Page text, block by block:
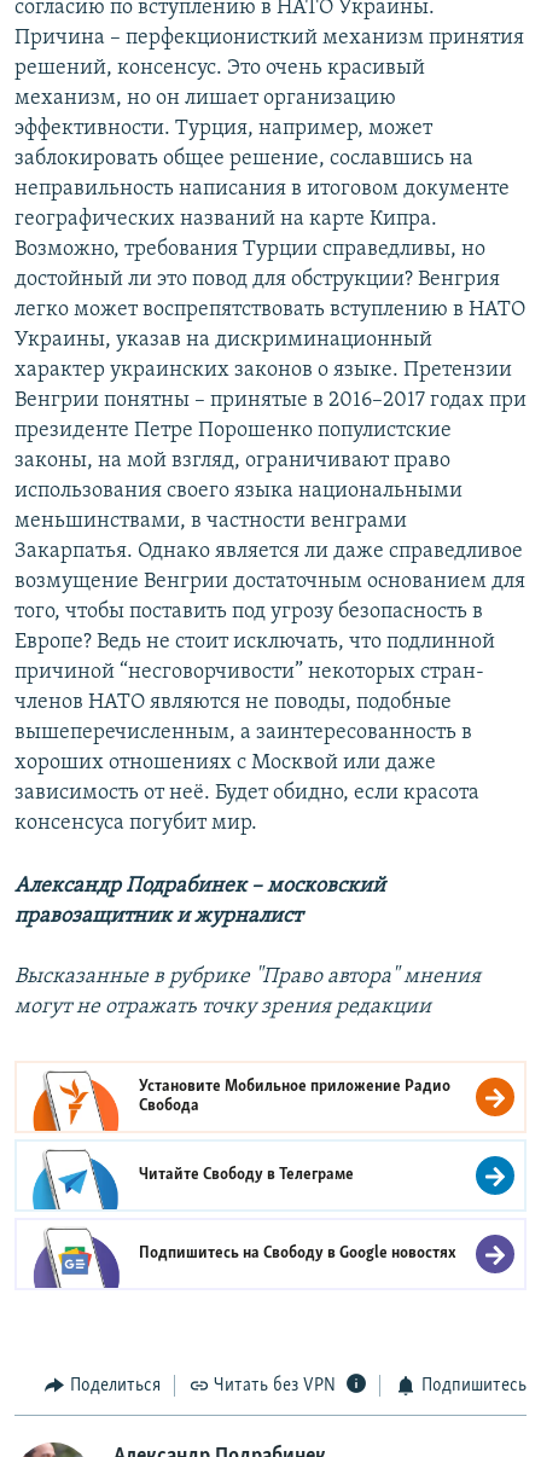
согласию по вступлению в НАТО Украины.
Причина – перфекционисткий механизм принятия
решений, консенсус. Это очень красивый
механизм, но он лишает организацию
эффективности. Турция, например, может
заблокировать общее решение, сославшись на
неправильность написания в итоговом документе
географических названий на карте Кипра.
Возможно, требования Турции справедливы, но
достойный ли это повод для обструкции? Венгрия
легко может воспрепятствовать вступлению в НАТО
Украины, указав на дискриминационный
характер украинских законов о языке. Претензии
Венгрии понятны – принятые в 2016–2017 годах при
президенте Петре Порошенко популистские
законы, на мой взгляд, ограничивают право
использования своего языка национальными
меньшинствами, в частности венграми
Закарпатья. Однако является ли даже справедливое
возмущение Венгрии достаточным основанием для
того, чтобы поставить под угрозу безопасность в
Европе? Ведь не стоит исключать, что подлинной
причиной “несговорчивости” некоторых стран-
членов НАТО являются не поводы, подобные
вышеперечисленным, а заинтересованность в
хороших отношениях с Москвой или даже
зависимость от неё. Будет обидно, если красота
консенсуса погубит мир.
Александр Подрабинек – московский
правозащитник и журналист
Высказанные в рубрике "Право автора" мнения
могут не отражать точку зрения редакции
Установите Мобильное приложение Радио
Свобода
Читайте Свободу вТелеграме
Подпишитесь на Свободу вGoogle новостях
Поделиться Читать без VPN Подпишитесь